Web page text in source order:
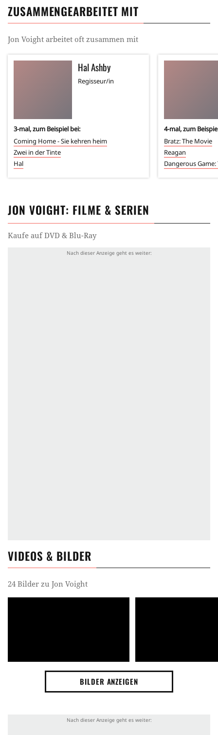
ZUSAMMENGEARBEITET MIT
Jon Voight arbeitet oft zusammen mit
Hal Ashby
Regisseur/in
3-mal, zum Beispiel bei:
Coming Home - Sie kehren heim
Zwei in der Tinte
Hal
4-mal, zum
Bratz: The Movie
Reagan
Dangerous
JON VOIGHT: FILME & SERIEN
Kaufe auf DVD & Blu-Ray
VIDEOS & BILDER
24 Bilder zu Jon Voight
BILDER ANZEIGEN